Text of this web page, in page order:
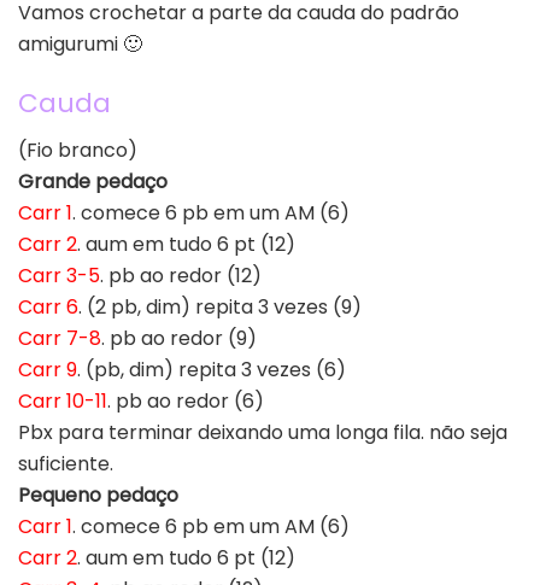
Vamos crochetar a parte da cauda do padrão
amigurumi 🙂
Cauda
(Fio branco)
Grande pedaço
Carr 1. comece 6 pb em um AM (6)
Carr 2. aum em tudo 6 pt (12)
Carr 3-5. pb ao redor (12)
Carr 6. (2 pb, dim) repita 3 vezes (9)
Carr 7-8. pb ao redor (9)
Carr 9. (pb, dim) repita 3 vezes (6)
Carr 10-11. pb ao redor (6)
Pbx para terminar deixando uma longa fila. não seja
suficiente.
Pequeno pedaço
Carr 1. comece 6 pb em um AM (6)
Carr 2. aum em tudo 6 pt (12)